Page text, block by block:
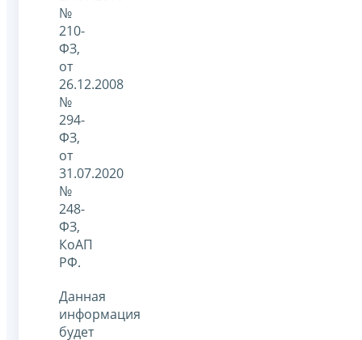
№
210-
ФЗ,
от
26.12.2008
№
294-
ФЗ,
от
31.07.2020
№
248-
ФЗ,
КоАП
РФ.
Данная
информация
будет